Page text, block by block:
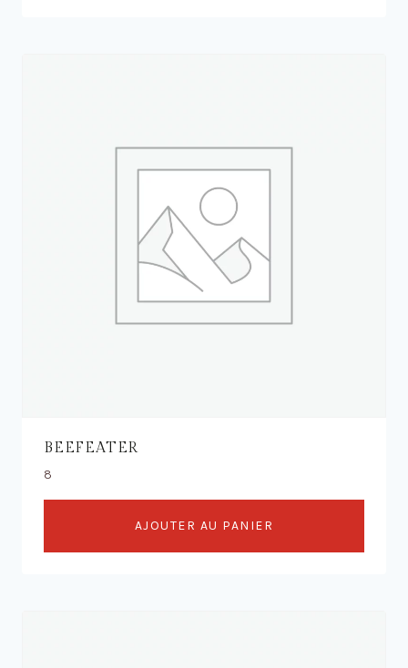
BEEFEATER
8
AJOUTER AU PANIER